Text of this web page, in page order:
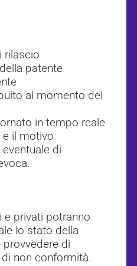
rilascio
patente
al momento del
in tempo reale
il motivo
di
privati potranno
lo stato della
provvedere di
non conformità.